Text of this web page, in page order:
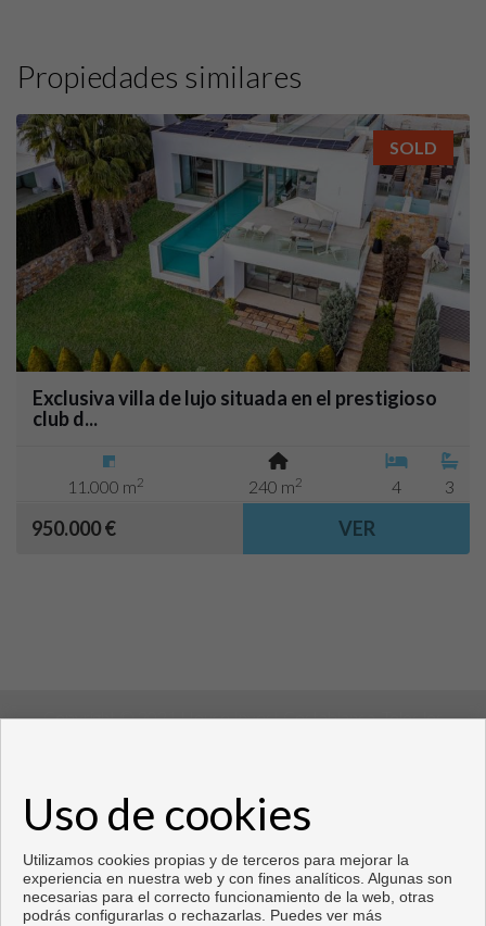
Propiedades similares
SOLD
Exclusiva villa de lujo situada en el prestigioso
club d...
11.000 m2 240 m2 4 3
950.000 € VER
Copyright © 2021 House Invest Costablanca. Tolos los
Copyright © 2026. Todos los derechos reservados.
Desarrollado porInmoenter.Aviso legal|Política de privacidad
Política de Cookies
Uso de cookies
Utilizamos cookies propias y de terceros para mejorar la
experiencia en nuestra web y con fines analíticos. Algunas son
necesarias para el correcto funcionamiento de la web, otras
podrás configurarlas o rechazarlas. Puedes ver más